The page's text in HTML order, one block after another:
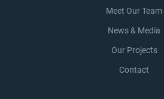
Meet Our Team
News & Media
Our Projects
Contact